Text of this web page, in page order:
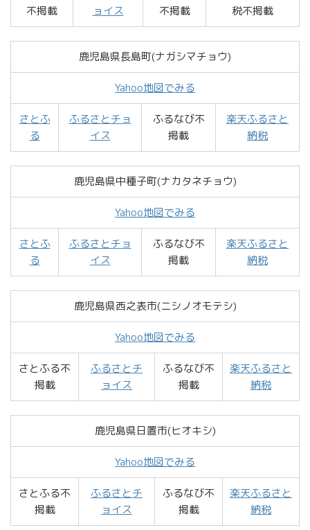
不掲載
ョイス
不掲載
税不掲載
鹿児島県長島町(ナガシマチョウ)
Yahoo地図でみる
さとふ
る
ふるさとチョ
イス
ふるなび不
掲載
楽天ふるさと
納税
鹿児島県中種子町(ナカタネチョウ)
Yahoo地図でみる
さとふ
る
ふるさとチョ
イス
ふるなび不
掲載
楽天ふるさと
納税
鹿児島県西之表市(ニシノオモテシ)
Yahoo地図でみる
さとふる不
掲載
ふるさとチ
ョイス
ふるなび不
掲載
楽天ふるさと
納税
鹿児島県日置市(ヒオキシ)
Yahoo地図でみる
さとふる不
掲載
ふるさとチ
ョイス
ふるなび不
掲載
楽天ふるさと
納税